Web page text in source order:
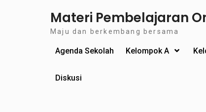
Materi Pembelajaran
Maju dan berkembang bersama
Agenda Sekolah Kelompok A
Diskusi